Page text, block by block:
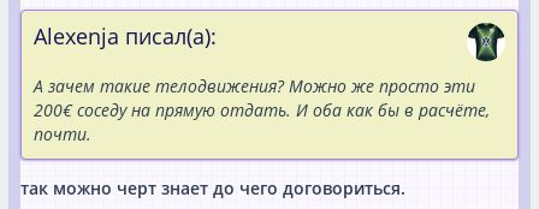
Alexenja писал(а):
А зачем такие телодвижения? Можно же просто эти
200€ соседу на прямую отдать. И оба как бы в расчёте,
почти.
так можно черт знает до чего договориться.